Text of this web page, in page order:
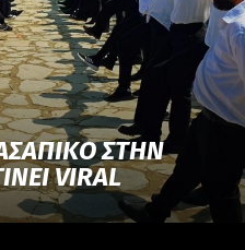
ΣΤΗΝ
VIRAL